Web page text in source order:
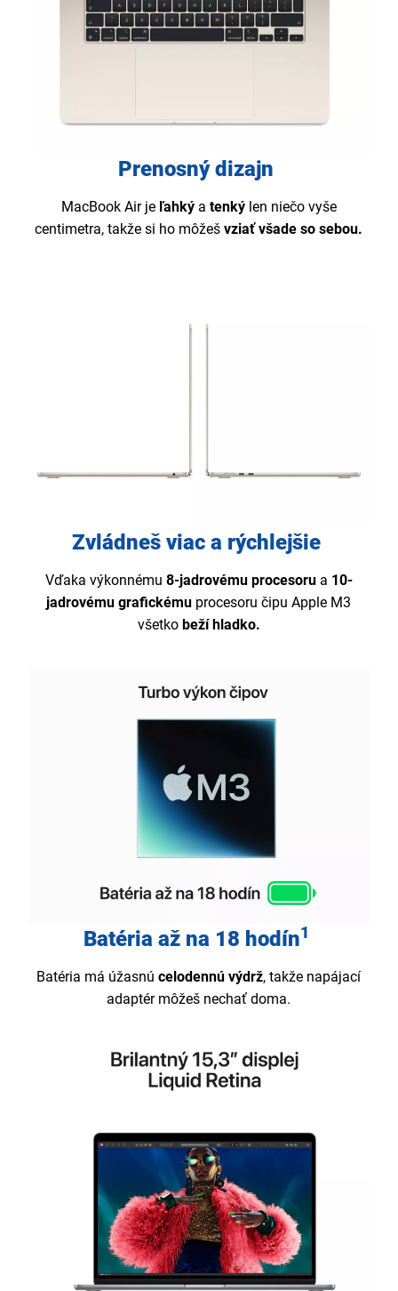
Prenosný dizajn
MacBook Air je ľahký a tenký len niečo vyše
centimetra, takže si ho môžeš vziať všade so sebou.
Zvládneš viac a rýchlejšie
Vďaka výkonnému 8-jadrovému procesorua 10-
jadrovému grafickému procesoru čipu Apple M3
všetkobeží hladko.
Batéria až na 18 hodín1
Batéria má úžasnúcelodennú výdrž, takže napájací
adaptér môžeš nechať doma.